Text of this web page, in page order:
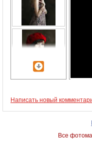
Написать новый
Все